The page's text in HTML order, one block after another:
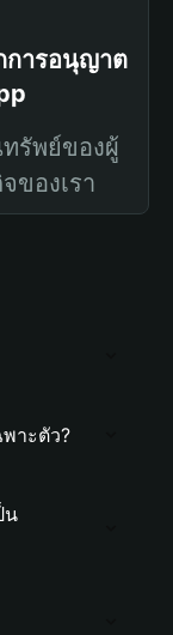
การอนุญาต
รัพย์ของผู้
ของเรา
าะตัว?
น